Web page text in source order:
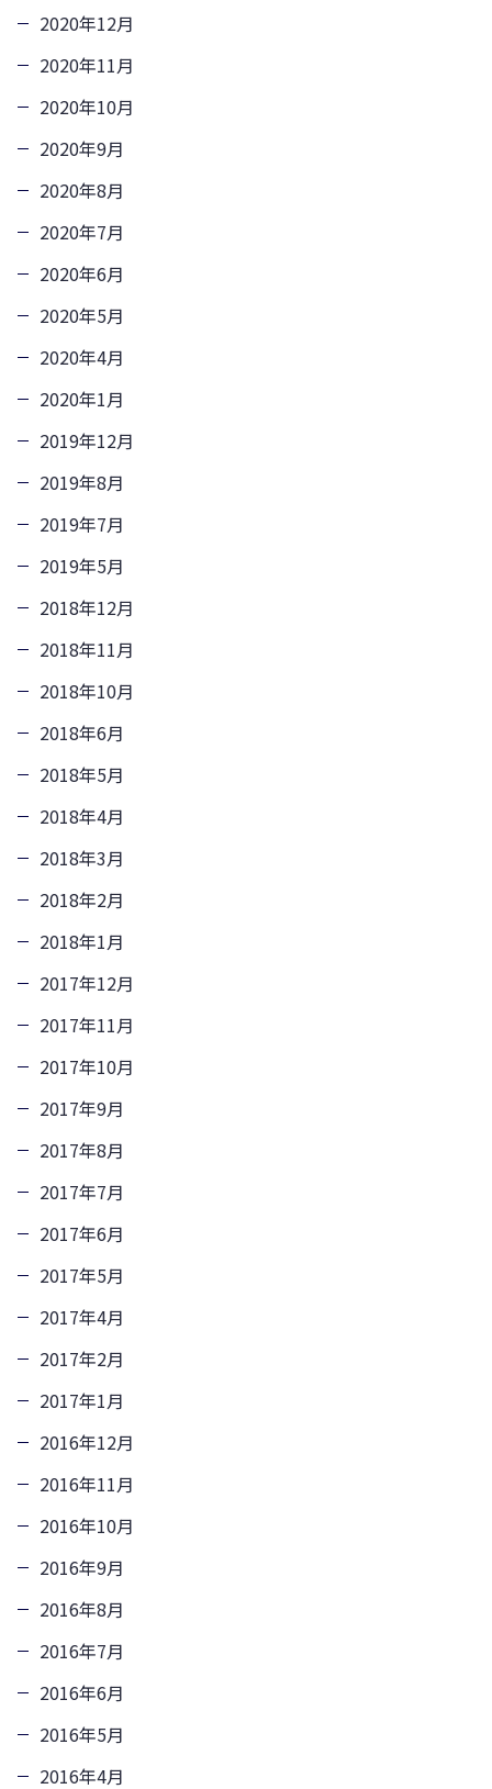
2020年12月
2020年11月
2020年10月
2020年9月
2020年8月
2020年7月
2020年6月
2020年5月
2020年4月
2020年1月
2019年12月
2019年8月
2019年7月
2019年5月
2018年12月
2018年11月
2018年10月
2018年6月
2018年5月
2018年4月
2018年3月
2018年2月
2018年1月
2017年12月
2017年11月
2017年10月
2017年9月
2017年8月
2017年7月
2017年6月
2017年5月
2017年4月
2017年2月
2017年1月
2016年12月
2016年11月
2016年10月
2016年9月
2016年8月
2016年7月
2016年6月
2016年5月
2016年4月